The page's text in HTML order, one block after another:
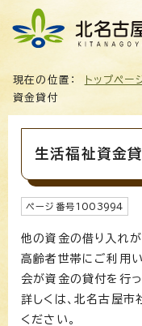
現在の位置： トップペー
資金貸付
生活福祉資金
ページ番号1003994
他の資金の借り入れが
高齢者世帯にご利用
会が資金の貸付を行っ
詳しくは、北名古屋
ください。